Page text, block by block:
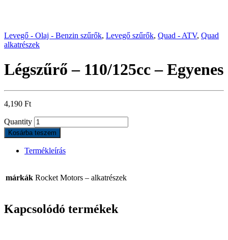
Levegő - Olaj - Benzin szűrők, Levegő szűrők, Quad - ATV, Quad
alkatrészek
Légszűrő – 110/125cc – Egyenes
4,190 Ft
Quantity
Kosárba teszem
Termékleírás
márkák Rocket Motors – alkatrészek
Kapcsolódó termékek